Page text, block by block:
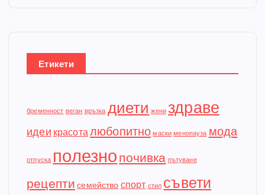
Етикети
бременност веган връзка диети жени здраве
идеи красоталюбопитно маски менопауза мода
отпуска полезно почивка пътуване
рецепти семейство спорт стил съвети